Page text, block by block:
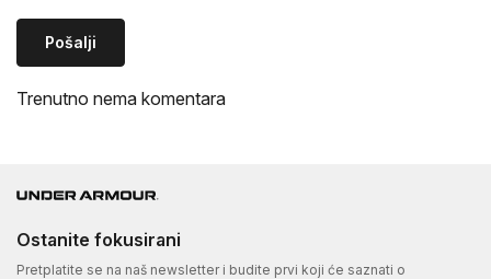
Pošalji
Trenutno nema komentara
Ostanite fokusirani
Pretplatite se na naš newsletter i budite prvi koji će saznati o